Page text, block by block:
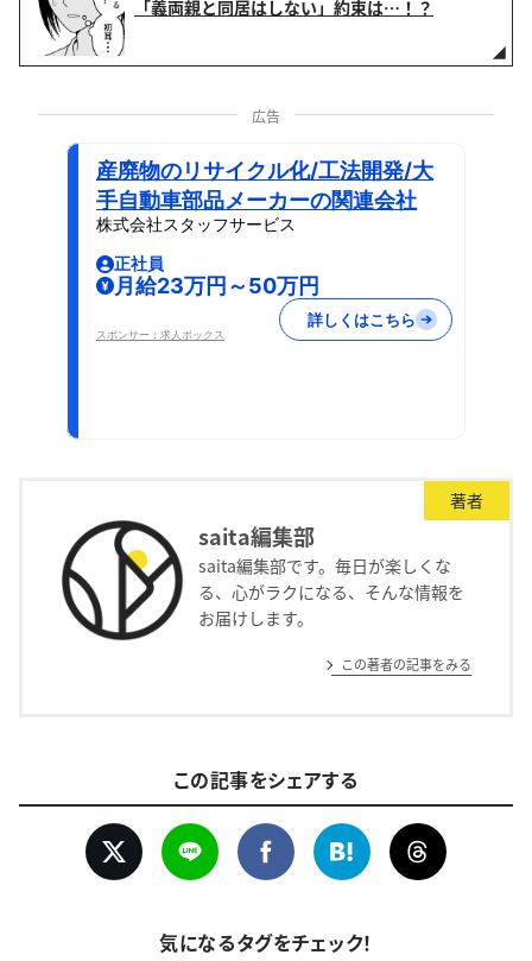
「義両親と同居はしない」約束は…！？
広告
産廃物のリサイクル化/工法開発/大
手自動車部品メーカーの関連会社
株式会社スタッフサービス
正社員
月給23万円～50万円
スポンサー：求人ボックス
詳しくはこちら
著者
saita編集部
saita編集部です。毎日が楽しくな
る、心がラクになる、そんな情報を
お届けします。
この著者の記事をみる
この記事をシェアする
気になるタグをチェック！